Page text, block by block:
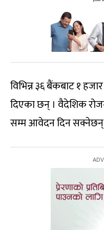
विभिन्न ३६ बैंकबाट १
दिएका छन् । वैदेशिक
सम्म आवेदन दिन सक्नेछन्